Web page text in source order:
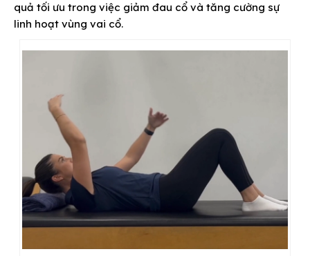
quả tối ưu trong việc giảm đau cổ và tăng cường sự
linh hoạt vùng vai cổ.